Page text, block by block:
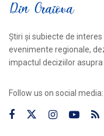
Știri și subiecte de
evenimente regionale,
impactul deciziilor
Follow us on social media: